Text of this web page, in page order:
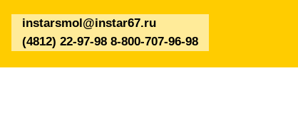
(4812) 22-97-98 8-800-707-96-98
instarsmol@instar67.ru